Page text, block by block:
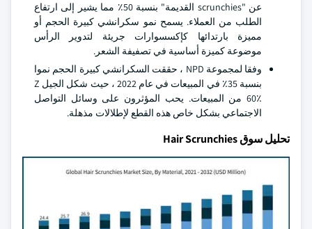
عن "scrunchies القديمة" بنسبة 50٪ مما يشير إلى ارتفاع
الطلب من العملاء. يسمح نمو سكرانشي كبيرة الحجم أو
مميزة بارتدائها كإكسسوارات جريئة لتدوير الرأس
موضوعة كميزة أساسية في تصفيفة الشعر.
وفقا لمجموعة NPD ، حققت السكرانشي كبيرة الحجم نموا
بنسبة 35٪ في المبيعات في عام 2022 ، حيث شكل الجيل Z
60٪ من المبيعات. يحب المؤثرون على وسائل التواصل
الاجتماعي بشكل خاص هذه القطع لإطلالات مذهلة.
تحليل سوق Hair Scrunchies